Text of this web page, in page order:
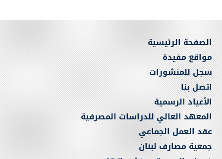
الصفحة الرئيسية
مواقع مفيدة
سجل للمنشورات
اتصل بنا
الأعياد الرسمية
المعهد العالي للدراسات المصرفية
عقد العمل الجماعي
جمعية مصارف لبنان